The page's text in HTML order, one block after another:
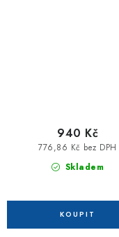
Skladem
776,86 Kč bez DPH
940 Kč